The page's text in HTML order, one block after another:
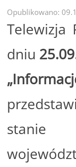
Opublikowano:
Telewizja
dniu